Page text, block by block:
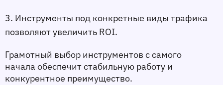
3. Инструменты под конкретные виды трафика
позволяют увеличить ROI.
Грамотный выбор инструментов с самого
начала обеспечит стабильную работу и
конкурентное преимущество.